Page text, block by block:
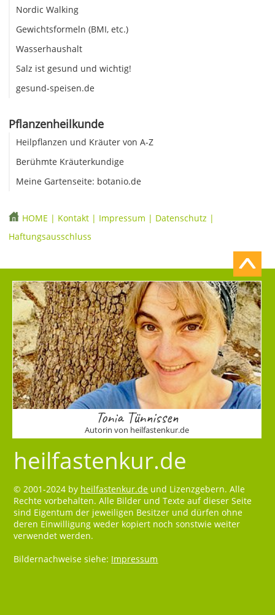
Nordic Walking
Gewichtsformeln (BMI, etc.)
Wasserhaushalt
Salz ist gesund und wichtig!
gesund-speisen.de
Pflanzenheilkunde
Heilpflanzen und Kräuter von A-Z
Berühmte Kräuterkundige
Meine Gartenseite: botanio.de
HOME | Kontakt | Impressum | Datenschutz |
Haftungsausschluss
Tonia Tünnissen
Autorin von heilfastenkur.de
heilfastenkur.de
© 2001-2024 by heilfastenkur.de und Lizenzgebern. Alle
Rechte vorbehalten. Alle Bilder und Texte auf dieser Seite
sind Eigentum der jeweiligen Besitzer und dürfen ohne
deren Einwilligung weder kopiert noch sonstwie weiter
verwendet werden.
Bildernachweise siehe: Impressum